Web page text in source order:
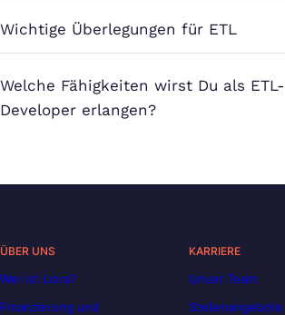
Wichtige Überlegungen für ETL
Welche Fähigkeiten wirst Du als ETL-
Developer erlangen?
ÜBER UNS
Wer ist Liora?
Finanzierung und
KARRIERE
Unser Team
Stellenangebote